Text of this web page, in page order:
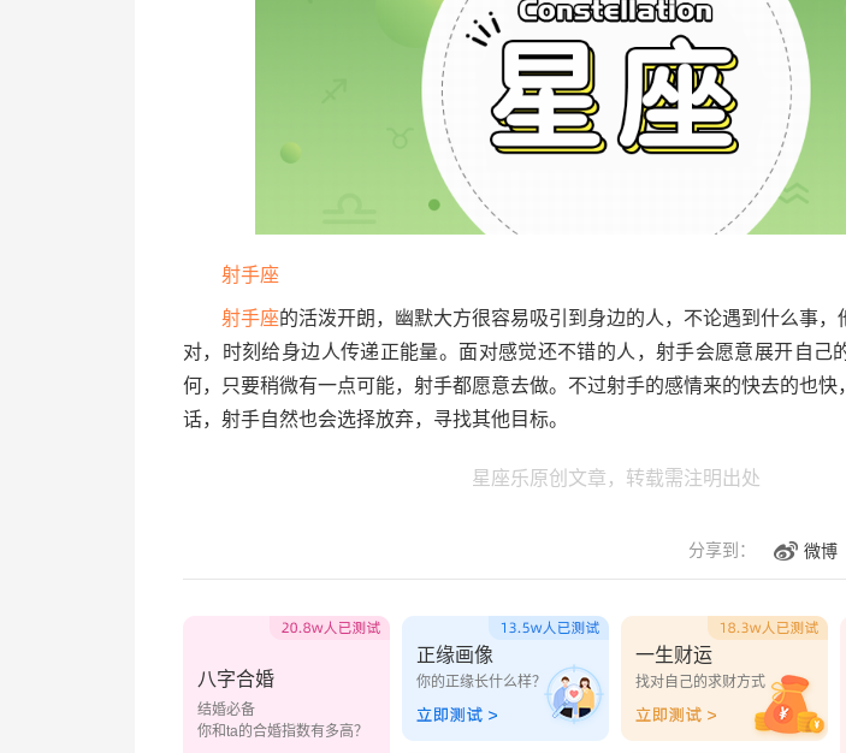
射手座
射手座的活泼开朗，幽默大方很容易吸引到身边的人，不论遇到什么事，
对，时刻给身边人传递正能量。面对感觉还不错的人，射手会愿意展开自己
何，只要稍微有一点可能，射手都愿意去做。不过射手的感情来的快去的也快
话，射手自然也会选择放弃，寻找其他目标。
星座乐原创文章，转载需注明出处
分享到： 微博
八字合婚
结婚必备
你和ta的合婚指数有多高？
正缘画像
你的正缘长什么样？
一生财运
找对自己的求财方式